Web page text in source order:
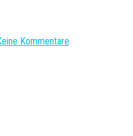
Kommentare